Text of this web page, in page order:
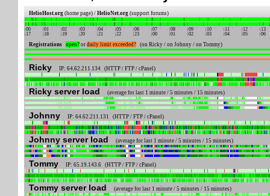
HelioHost.org (home page) / HelioNet.org (support forums)
Registrations open? or daily limit exceeded? (on Ricky / on Johnny / on Tommy)
Ricky IP: 64.62.211.134 (HTTP / FTP / cPanel)
Ricky server load (average for last 1 minute / 5 minutes / 15 minutes)
Johnny IP: 64.62.211.131 (HTTP / FTP / cPanel)
Johnny server load (average for last 1 minute / 5 minutes / 15 minutes)
Tommy IP: 65.19.143.6 (HTTP / FTP / cPanel)
Tommy server load (average for last 1 minute / 5 minutes / 15 minutes)
00 01 02 03 04 05 06 07 08 09 10 11 12
13
17
18 19 20 21 22 23 00 01 02 03 04 05 06